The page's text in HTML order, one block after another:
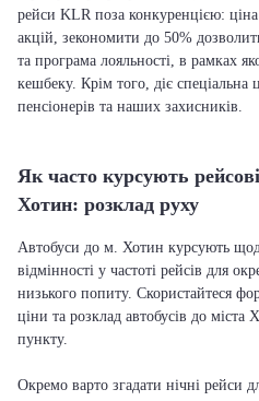
рейси KLR поза конкуренцією: ціна
акцій, зекономити до 50%
та програма лояльності, в рамках
кешбеку. Крім того, діє спеціальна
пенсіонерів та наших захисників.
Як часто курсують
Хотин: розклад руху
Автобуси до м. Хотин курсують
відмінності у частоті рейсів для
низького попиту. Скористайтеся
ціни та розклад автобусів до
пункту.
Окремо варто згадати нічні рейси